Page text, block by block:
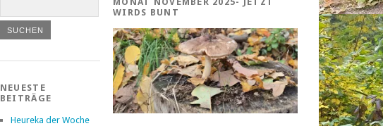
NEUESTE
BEITRÄGE
Heureka der Woche
WIRDS BUNT